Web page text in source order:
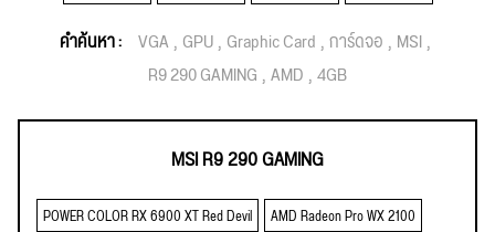
คำค้นหา : VGA GPU Graphic Card การ์ดจอ MSI
R9 290 GAMING AMD 4GB
MSI R9 290 GAMING
POWER COLOR RX 6900 XT Red Devil
AMD Radeon Pro WX 2100